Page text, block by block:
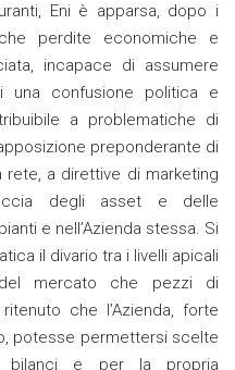
Eni è apparsa, dopo i
perdite economiche e
incapace di assumere
una confusione politica e
a problematiche di
preponderante di
a direttive di marketing
degli asset e delle
e nell’Azienda stessa. Si
il divario tra i livelli apicali
mercato che pezzi di
che l’Azienda, forte
potesse permettersi scelte
bilanci e per la propria